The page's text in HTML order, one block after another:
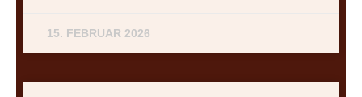
15. FEBRUAR 2026